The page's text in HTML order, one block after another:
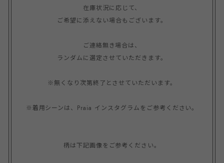
在庫状況に応じて、
ご希望に添えない場合もございます。
ご連絡無き場合は、
ランダムに選定させていただきます。
※無くなり次第終了とさせていただいます。
※着用シーンは、Praia インスタグラムをご参考ください。
柄は下記画像をご参考ください。